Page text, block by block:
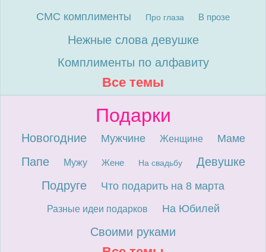
СМС комплименты Про глаза В прозе
Нежные слова девушке
Комплименты по алфавиту
Все темы
Подарки
Новогодние Мужчине Женщине Маме
Папе Мужу Жене На свадьбу
Девушке
Подруге
Что подарить на 8 марта
Разные идеи подарков На Юбилей
Своими руками